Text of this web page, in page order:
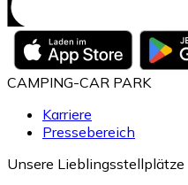
CAMPING-CAR PARK
Karriere
Pressebereich
Unsere Lieblingsstellplätze